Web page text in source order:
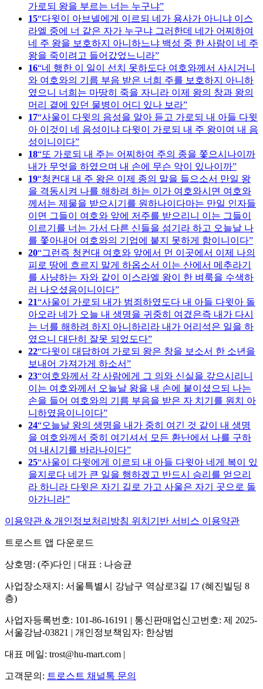
가로되 왕을 부르는 너는 누구냐
15 다윗이 아브넬에게 이르되 네가 용사가 아니냐 이스
라엘 중에 너 같은 자가 누구냐 그러한데 네가 어찌하여
네 주 왕을 보호하지 아니하느냐 백성 중 한 사람이 네 주
왕을 죽이려고 들어갔었느니라
16 네 행한 이 일이 선치 못하도다 여호와께서 사시거니
와 여호와의 기름 부음 받은 너희 주를 보호하지 아니하
였으니 너희는 마땅히 죽을 자니라 이제 왕의 창과 왕의
머리 곁에 있던 물병이 어디 있나 보라
17 사울이 다윗의 음성을 알아 듣고 가로되 내 아들 다윗
아 이것이 네 음성이냐 다윗이 가로되 내 주 왕이여 내 음
성이니이다
18 또 가로되 내 주는 어찌하여 주의 종을 쫓으시나이까
내가 무엇을 하였으며 내 손에 무슨 악이 있나이까
19 청컨대 내 주 왕은 이제 종의 말을 들으소서 만일 왕
을 격동시켜 나를 해하려 하는 이가 여호와시면 여호와
께서는 제물을 받으시기를 원하나이다마는 만일 인자들
이면 그들이 여호와 앞에 저주를 받으리니 이는 그들이
이르기를 너는 가서 다른 신들을 섬기라 하고 오늘날 나
를 쫓아내어 여호와의 기업에 붙지 못하게 함이니이다
20 그런즉 청컨대 여호와 앞에서 먼 이곳에서 이제 나의
피로 땅에 흐르지 말게 하옵소서 이는 산에서 메추라기
를 사냥하는 자와 같이 이스라엘 왕이 한 벼룩을 수색하
러 나오셨음이니이다
21 사울이 가로되 내가 범죄하였도다 내 아들 다윗아 돌
아오라 네가 오늘 내 생명을 귀중히 여겼은즉 내가 다시
는 너를 해하려 하지 아니하리라 내가 어리석은 일을 하
였으니 대단히 잘못 되었도다
22 다윗이 대답하여 가로되 왕은 창을 보소서 한 소년을
보내어 가져가게 하소서
23 여호와께서 각 사람에게 그 의와 신실을 갚으시리니
이는 여호와께서 오늘날 왕을 내 손에 붙이셨으되 나는
손을 들어 여호와의 기름 부음을 받은 자 치기를 원치 아
니하였음이니이다
24 오늘날 왕의 생명을 내가 중히 여긴 것 같이 내 생명
을 여호와께서 중히 여기셔서 모든 환난에서 나를 구하
여 내시기를 바라나이다
25 사울이 다윗에게 이르되 내 아들 다윗아 네게 복이 있
을지로다 네가 큰 일을 행하겠고 반드시 승리를 얻으리
라 하니라 다윗은 자기 길로 가고 사울은 자기 곳으로 돌
아가니라
이용약관 & 개인정보처리방침 위치기반 서비스 이용약관
트로스트 앱 다운로드
상호명: (주)다인 | 대표 : 나승균
사업장소재지: 서울특별시 강남구 역삼로3길 17 (혜진빌딩 8
층)
사업자등록번호: 101-86-16191 | 통신판매업신고번호: 제 2025-
서울강남-03821 | 개인정보책임자: 한상범
대표 메일: trost@hu-mart.com |
고객문의: 트로스트 채널톡 문의